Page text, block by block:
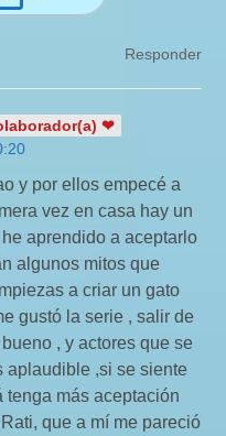
Responder
❤
y por ellos empecé a
vez en casa hay un
aprendido a aceptarlo
algunos mitos que
a criar un gato
gustó la serie , salir de
, y actores que se
aplaudible ,si se siente
tenga más aceptación
que a mí me pareció